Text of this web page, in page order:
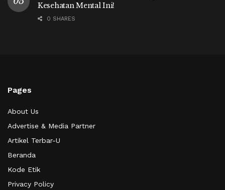
Kesehatan Mental Ini!
0 SHARES
Pages
About Us
Advertise & Media Partner
Artikel Terbar-U
Beranda
Kode Etik
Privacy Policy